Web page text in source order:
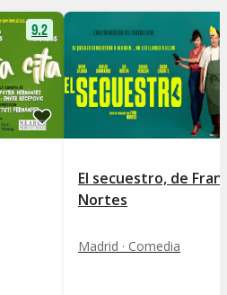
9.2
El secuestro, de Fran
Nortes
Madrid · Comedia